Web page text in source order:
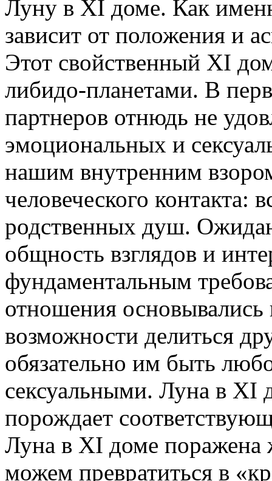
Луну в XI доме. Как
зависит от положения и
Этот свойственный XI
либидо-планетами. В
партнеров отнюдь не
эмоциональных и
нашим внутренним
человеческого контакта:
родственных душ.
общность взглядов и
фундаментальным
отношения основывались
возможности делиться
обязательно им быть
сексуальными. Луна в XI
порождает
Луна в XI доме поражена
можем превратиться в